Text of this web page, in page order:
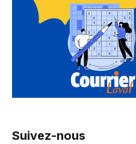
Suivez-nous